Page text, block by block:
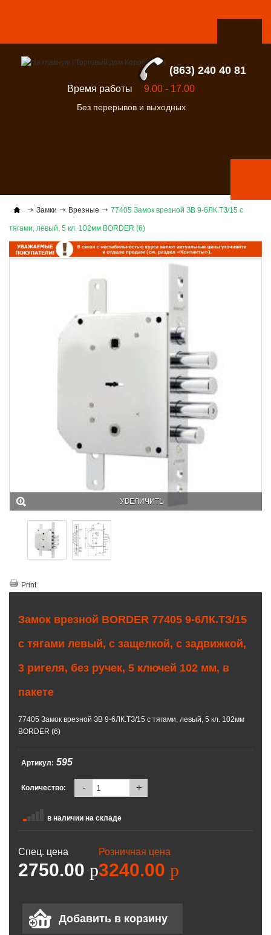
(863) 240 40 81
Время работы 9.00 - 17.00
Без перерывов и выходных
Замки Врезные 77405 Замок врезной ЗВ 9-6ЛК.ТЗ/15 с
тягами, левый, 5 кл. 102мм BORDER (6)
УВЕЛИЧИТЬ
Print
Замок врезной BORDER 77405 9-6ЛК.ТЗ/15
с тягами левый, с защелкой, с задвижкой,
3 ригеля, без ручек, 5 ключей 102 мм, в
пакете
77405 Замок врезной ЗВ 9-6ЛК.ТЗ/15 с тягами, левый, 5 кл. 102мм
BORDER (6)
Артикул: 595
Количество: - +
в наличии на складе
Спец. цена
2750.00 p
Розничная цена
3240.00 p